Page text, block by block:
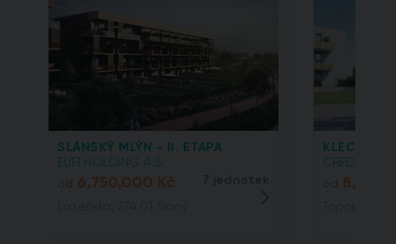
SLÁNSKÝ MLÝN - II. ETAPA
EUFI HOLDING A.S.
6,750,000 Kč
CREDITAS